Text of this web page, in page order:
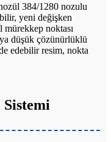
384/1280 nozulu
yeni değişken
noktası
düşük çözünürlüklü
edebilir resim, nokta